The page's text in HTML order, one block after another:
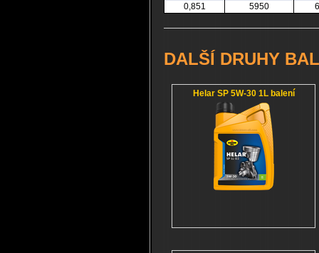
0,851
5950
DALŠÍ DRUHY
Helar SP 5W-30 1L balení